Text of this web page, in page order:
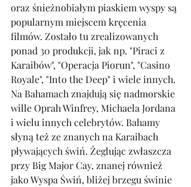
oraz śnieżnobiałym piaskiem wyspy są
popularnym miejscem kręcenia
filmów. Zostało tu zrealizowanych
ponad 30 produkcji, jak np. "Piraci z
Karaibów", "Operacja Piorun", "Casino
Royale", "Into the Deep" i wiele innych.
Na Bahamach znajdują się nadmorskie
wille Oprah Winfrey, Michaela Jordana
i wielu innych celebrytów. Bahamy
słyną też ze znanych na Karaibach
pływających świń. Żeglując zwłaszcza
przy Big Major Cay, znanej również
jako Wyspa Świń, bliżej brzegu świnie